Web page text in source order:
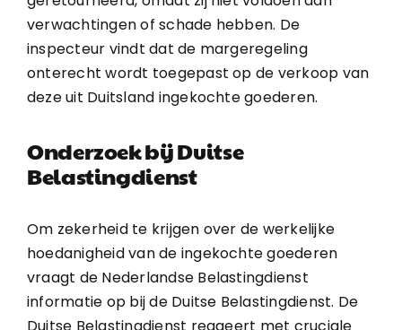
verwachtingen of schade hebben. De
inspecteur vindt dat de margeregeling
onterecht wordt toegepast op de verkoop van
deze uit Duitsland ingekochte goederen.
Onderzoek bij Duitse
Belastingdienst
Om zekerheid te krijgen over de werkelijke
hoedanigheid van de ingekochte goederen
vraagt de Nederlandse Belastingdienst
informatie op bij de Duitse Belastingdienst. De